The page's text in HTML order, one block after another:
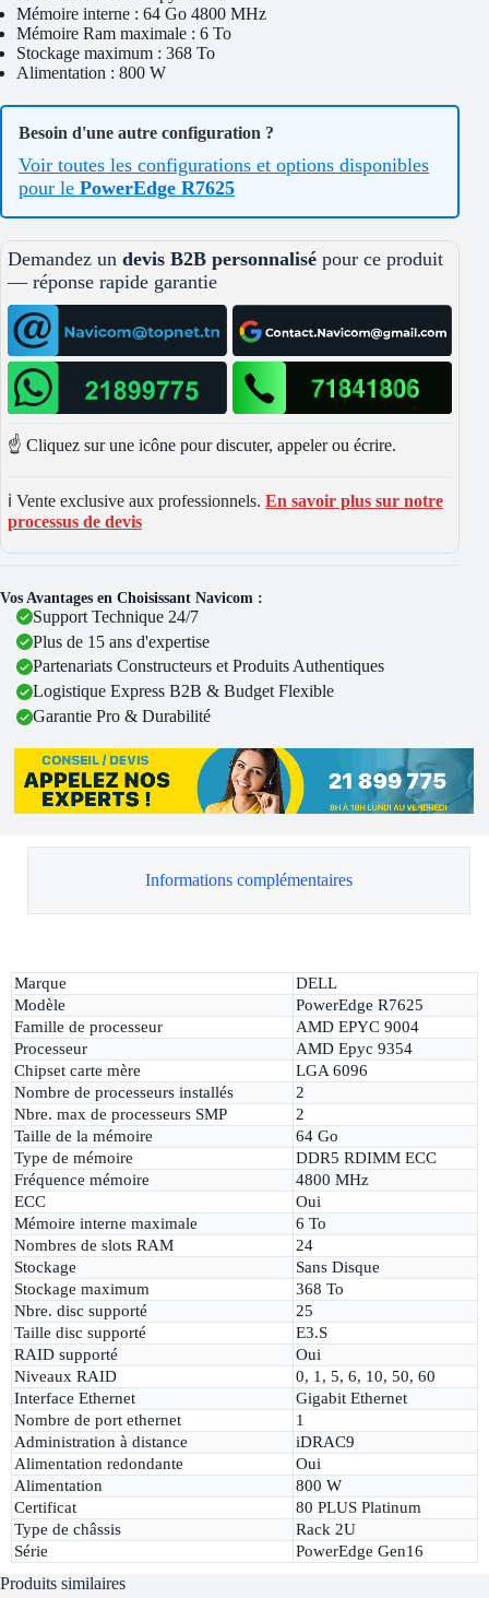
Mémoire interne : 64 Go 4800 MHz
Mémoire Ram maximale : 6 To
Stockage maximum : 368 To
Alimentation : 800 W
Besoin d'une autre configuration ?
Voir toutes les configurations et options disponibles
pour le PowerEdge R7625
Demandez un devis B2B personnalisé pour ce produit
— réponse rapide garantie
☝️ Cliquez sur une icône pour discuter, appeler ou écrire.
ℹ️ Vente exclusive aux professionnels. En savoir plus sur notre
processus de devis
Vos Avantages en Choisissant Navicom :
Support Technique 24/7
Plus de 15 ans d'expertise
Partenariats Constructeurs et Produits Authentiques
Logistique Express B2B & Budget Flexible
Garantie Pro & Durabilité
Informations complémentaires
Marque
DELL
Modèle
PowerEdge R7625
Famille de processeur
AMD EPYC 9004
Processeur
AMD Epyc 9354
Chipset carte mère
LGA 6096
Nombre de processeurs installés
2
Nbre. max de processeurs SMP
2
Taille de la mémoire
64 Go
Type de mémoire
DDR5 RDIMM ECC
Fréquence mémoire
4800 MHz
ECC
Oui
Mémoire interne maximale
6 To
Nombres de slots RAM
24
Stockage
Sans Disque
Stockage maximum
368 To
Nbre. disc supporté
25
Taille disc supporté
E3.S
RAID supporté
Oui
Niveaux RAID
0, 1, 5, 6, 10, 50, 60
Interface Ethernet
Gigabit Ethernet
Nombre de port ethernet
1
Administration à distance
iDRAC9
Alimentation redondante
Oui
Alimentation
800 W
Certificat
80 PLUS Platinum
Type de châssis
Rack 2U
Série
PowerEdge Gen16
Produits similaires